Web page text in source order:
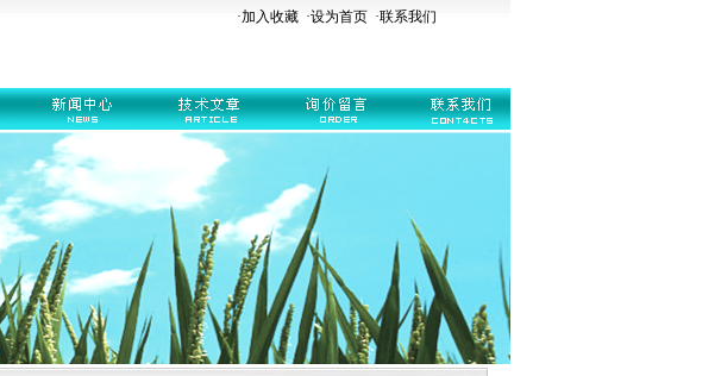
·加入收藏 ·设为首页 ·联系我们